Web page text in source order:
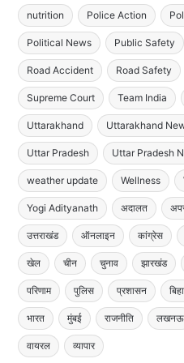
nutrition Police Action
Political News Public Safety
Road Accident Road Safety
Supreme Court Team India
Uttarakhand Uttarakhand
Uttar Pradesh Uttar Pradesh
weather update Wellness
Yogi Adityanath अदालत
उत्तराखंड ऑनलाइन कांग्रेस
खेल चीन चुनाव झारखंड
परिणाम पुलिस प्रशासन
भारत मुंबई राजनीति लखनऊ
वायरल व्यापार